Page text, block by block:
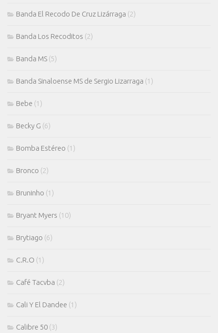
Banda El Recodo De Cruz Lizárraga (2)
Banda Los Recoditos (2)
Banda MS (5)
Banda Sinaloense MS de Sergio Lizarraga (1)
Bebe (1)
Becky G (6)
Bomba Estéreo (1)
Bronco (2)
Bruninho (1)
Bryant Myers (10)
Brytiago (6)
C.R.O (1)
Café Tacvba (2)
Cali Y El Dandee (1)
Calibre 50 (3)